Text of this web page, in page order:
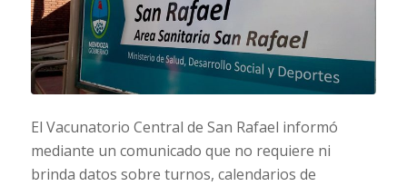
El Vacunatorio Central de San Rafael informó
mediante un comunicado que no requiere ni
brinda datos sobre turnos, calendarios de